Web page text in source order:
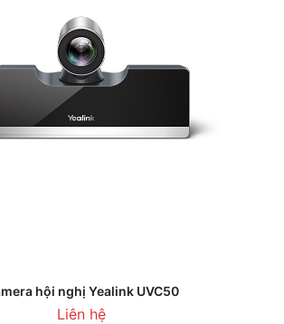
hội nghị Yealink UVC50
Liên hệ